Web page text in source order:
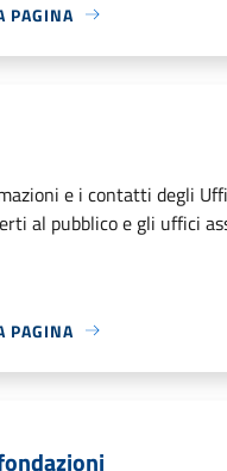
PAGINA
e i contatti degli
al pubblico e gli uffici
PAGINA